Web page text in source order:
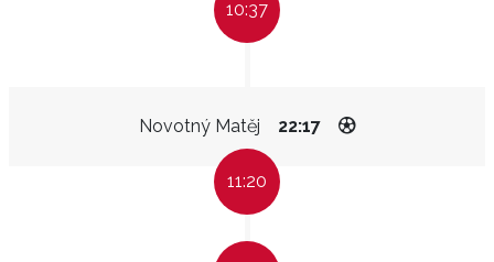
10:37
Novotný Matěj 22:17
11:20